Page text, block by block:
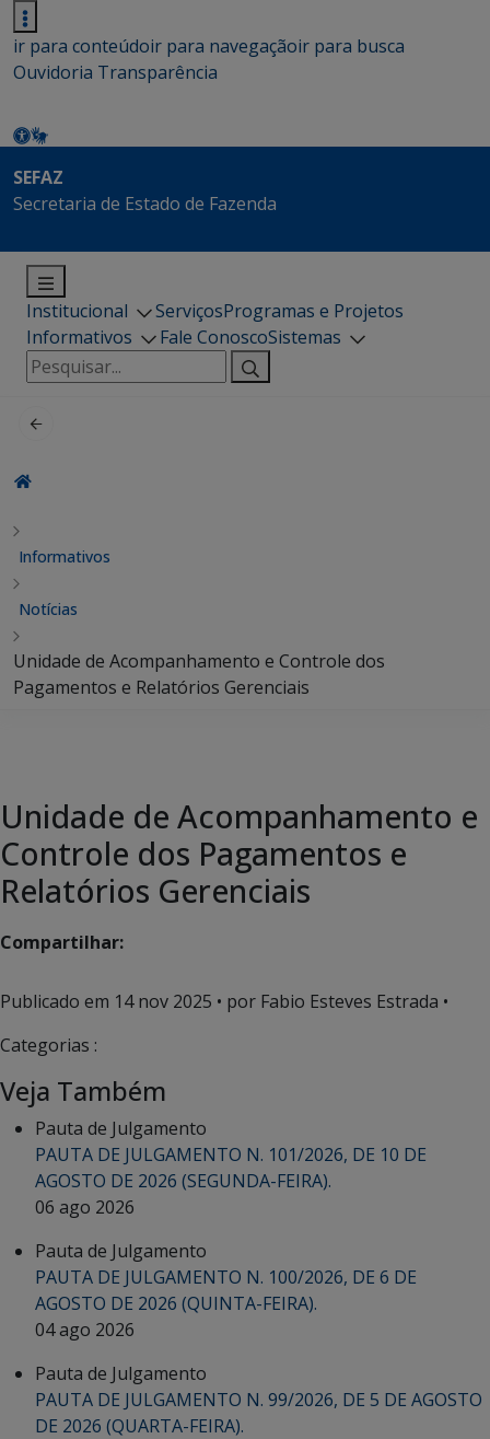
ir para conteúdoir para navegaçãoir para busca
Ouvidoria Transparência
SEFAZ
Secretaria de Estado de Fazenda
Institucional ServiçosProgramas e Projetos
Informativos
Fale ConoscoSistemas
Pesquisar
por:
Informativos
Notícias
Unidade de Acompanhamento e Controle dos
Pagamentos e Relatórios Gerenciais
Unidade de Acompanhamento e
Controle dos Pagamentos e
Relatórios Gerenciais
Compartilhar:
Publicado em 14 nov 2025 • por Fabio Esteves Estrada •
Categorias :
Veja Também
Pauta de Julgamento
PAUTA DE JULGAMENTO N. 101/2026, DE 10 DE
AGOSTO DE 2026 (SEGUNDA-FEIRA).
06 ago 2026
Pauta de Julgamento
PAUTA DE JULGAMENTO N. 100/2026, DE 6 DE
AGOSTO DE 2026 (QUINTA-FEIRA).
04 ago 2026
Pauta de Julgamento
PAUTA DE JULGAMENTO N. 99/2026, DE 5 DE AGOSTO
DE 2026 (QUARTA-FEIRA).